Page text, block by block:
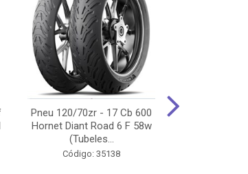
Pneu 120/70zr - 17 Cb 600
Hornet Diant Road 6 F 58w
(Tubeles...
Código: 35138